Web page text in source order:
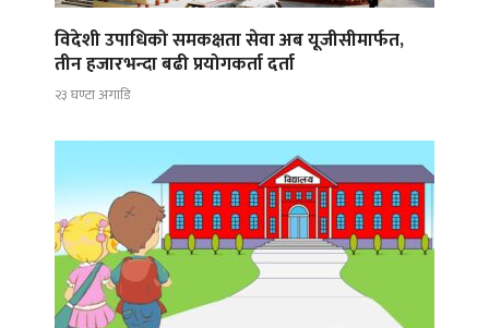
विदेशी उपाधिको समकक्षता सेवा अब यूजीसीमार्फत,
तीन हजारभन्दा बढी प्रयोगकर्ता दर्ता
२३ घण्टा अगाडि